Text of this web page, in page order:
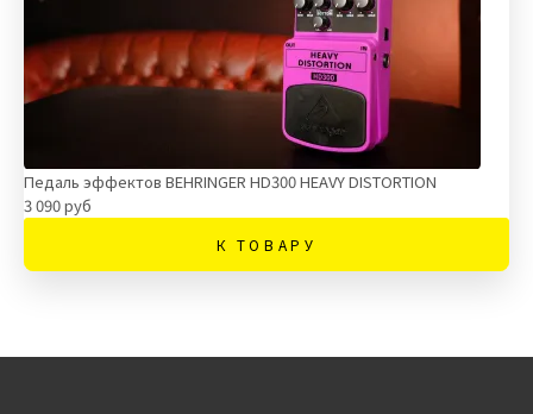
Педаль эффектов BEHRINGER HD300 HEAVY DISTORTION
3 090 руб
К ТОВАРУ